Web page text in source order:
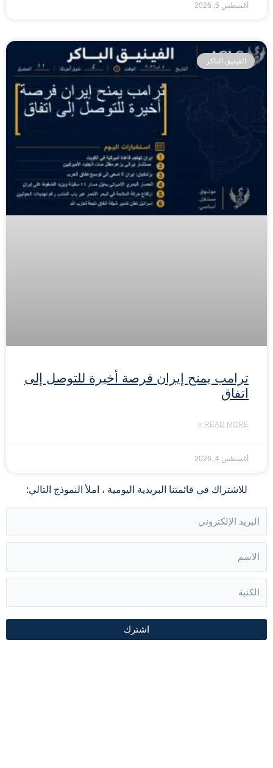
أغسطس 5, 2026
الفينيق الباكر
ترامب يمنح إيران فرصة أخيرة للتوصل إلى
اتفاق
READ MORE »
أغسطس 4, 2026
للاشتراك في قائمتنا البريدية اليومية ، املأ النموذج التالي:
اشترك